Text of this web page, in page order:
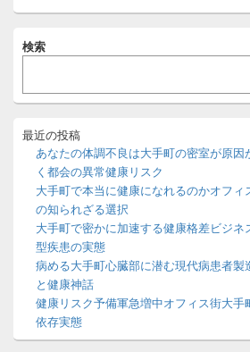
イ
イ
バ
検索
最近の投稿
あなたの体調不良は大手町の密室が原
く都会の異常健康リスク
大手町で本当に健康になれるのかオフィ
の知られざる選択
大手町で密かに加速する健康格差ビジ
型疾患の実態
病める大手町心臓部に潜む現代病患者
と健康神話
健康リスク予備軍急増中オフィス街大
依存実態